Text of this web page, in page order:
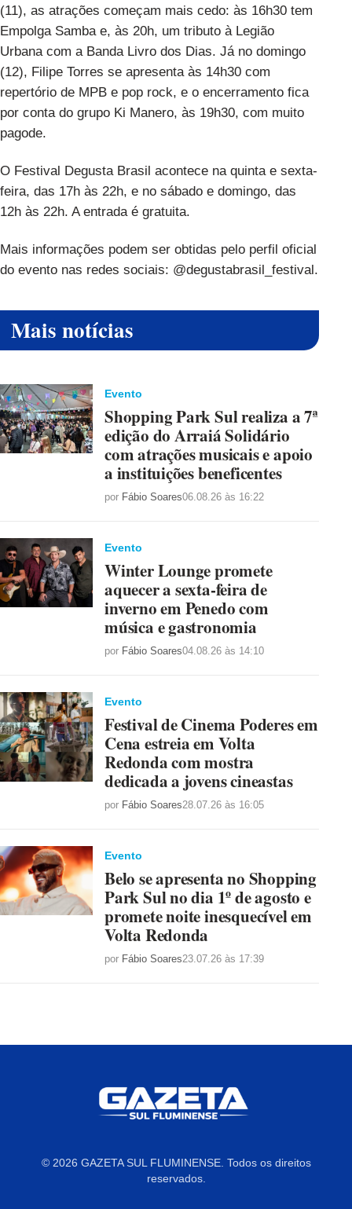
(11), as atrações começam mais cedo: às 16h30 tem
Empolga Samba e, às 20h, um tributo à Legião
Urbana com a Banda Livro dos Dias. Já no domingo
(12), Filipe Torres se apresenta às 14h30 com
repertório de MPB e pop rock, e o encerramento fica
por conta do grupo Ki Manero, às 19h30, com muito
pagode.
O Festival Degusta Brasil acontece na quinta e sexta-
feira, das 17h às 22h, e no sábado e domingo, das
12h às 22h. A entrada é gratuita.
Mais informações podem ser obtidas pelo perfil oficial
do evento nas redes sociais: @degustabrasil_festival.
Mais notícias
Evento
Shopping Park Sul realiza a 7ª
edição do Arraiá Solidário
com atrações musicais e apoio
a instituições beneficentes
por Fábio Soares06.08.26 às 16:22
Evento
Winter Lounge promete
aquecer a sexta-feira de
inverno em Penedo com
música e gastronomia
por Fábio Soares04.08.26 às 14:10
Evento
Festival de Cinema Poderes em
Cena estreia em Volta
Redonda com mostra
dedicada a jovens cineastas
por Fábio Soares28.07.26 às 16:05
Evento
Belo se apresenta no Shopping
Park Sul no dia 1º de agosto e
promete noite inesquecível em
Volta Redonda
por Fábio Soares23.07.26 às 17:39
© 2026 GAZETA SUL FLUMINENSE. Todos os direitos
reservados.